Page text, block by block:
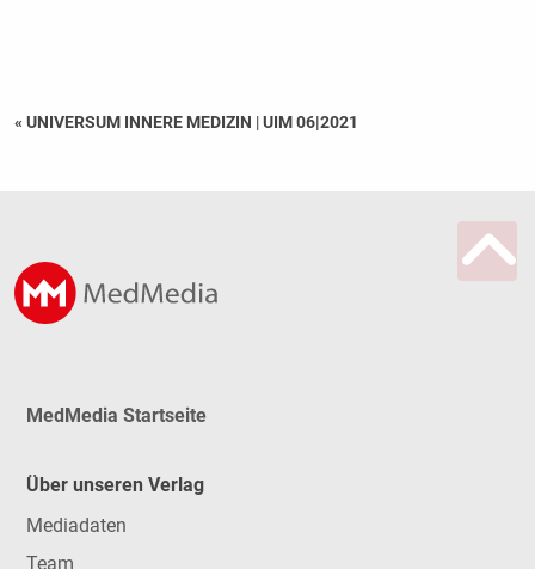
« UNIVERSUM INNERE MEDIZIN |UIM 06|2021
MedMedia Startseite
Über unseren Verlag
Mediadaten
Team